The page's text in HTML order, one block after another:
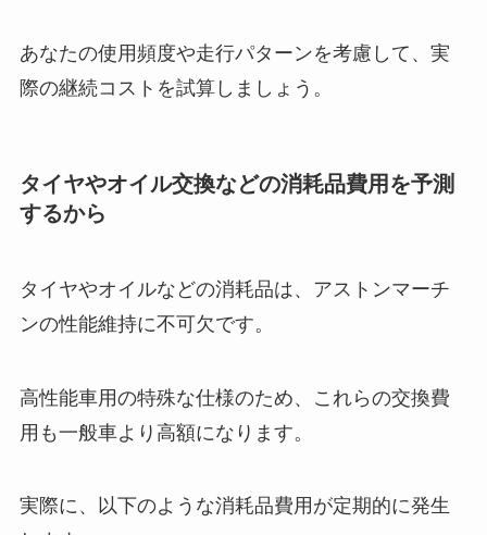
あなたの使用頻度や走行パターンを考慮して、実
際の継続コストを試算しましょう。
タイヤやオイル交換などの消耗品費用を予測
するから
タイヤやオイルなどの消耗品は、アストンマーチ
ンの性能維持に不可欠です。
高性能車用の特殊な仕様のため、これらの交換費
用も一般車より高額になります。
実際に、以下のような消耗品費用が定期的に発生